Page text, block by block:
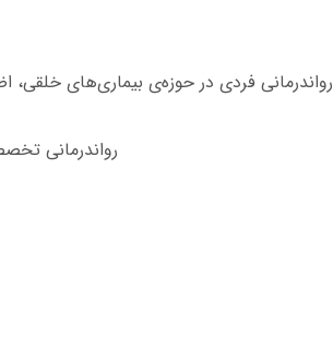
رواندرمانی فردی در حوزه‌ی بیماری‌های
رواندرمانی